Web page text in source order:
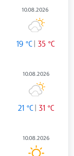
10.08.2026
19 °C 35 °C
10.08.2026
21 °C 31 °C
10.08.2026